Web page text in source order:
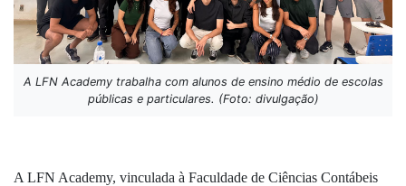
A LFN Academy trabalha com alunos de ensino médio de escolas
públicas e particulares. (Foto: divulgação)
A LFN Academy, vinculada à Faculdade de Ciências Contábeis